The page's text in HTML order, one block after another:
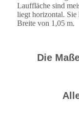
Lauffläche sind
liegt horizontal. Sie
Breite von 1,05 m.
Die